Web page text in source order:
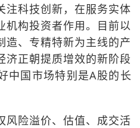
注科技创新，在服务实体
机构投资者作用。目前以
造、专精特新为主线的产
济正朝提质增效的新阶段
中国市场特别是A股的长
风险溢价、估值、成交活